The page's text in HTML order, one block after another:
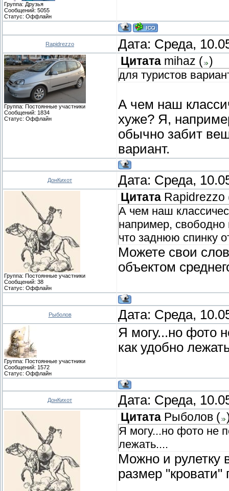
Группа: Друзья
Сообщений: 5055
Статус: Оффлайн
Rapidrezzo Дата: Среда,
Группа: Постоянные участники
Сообщений: 1834
Статус: Оффлайн
Цитата mihaz ( )
для туристов
А чем наш
хуже? Я,
обычно забит
вариант.
ДонКихот Дата: Среда,
Группа: Постоянные участники
Сообщений: 38
Статус: Оффлайн
Цитата Rapidrezzo
А чем наш
например,
что заднюю спинку
Можете свои
объектом
Рыболов Дата: Среда,
Группа: Постоянные участники
Сообщений: 1572
Статус: Оффлайн
Я могу...но фото
как удобно
ДонКихот Дата: Среда,
Цитата Рыболов (
Я могу...но фото не
лежать....
Можно и рулетку
размер "кровати"